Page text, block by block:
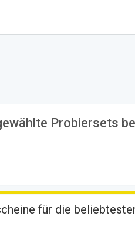
Probiersets
für die